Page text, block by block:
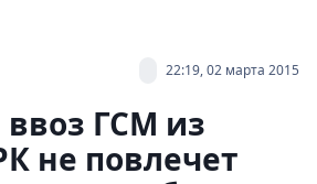
22:19, 02 марта 2015
ввоз ГСМ из
не повлечет